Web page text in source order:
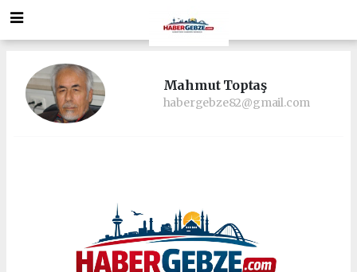
Mahmut Toptaş
habergebze82@gmail.com